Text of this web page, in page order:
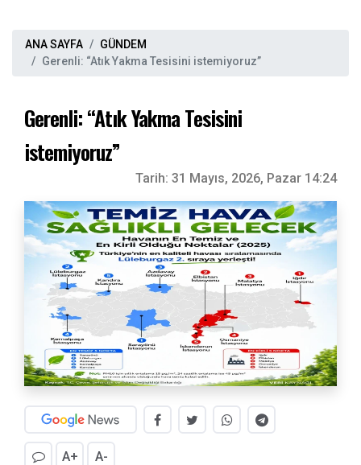
ANA SAYFA
GÜNDEM
Gerenli: “Atık Yakma Tesisini istemiyoruz”
Gerenli: “Atık Yakma Tesisini
istemiyoruz”
Tarih: 31 Mayıs, 2026, Pazar 14:24
A+ A-